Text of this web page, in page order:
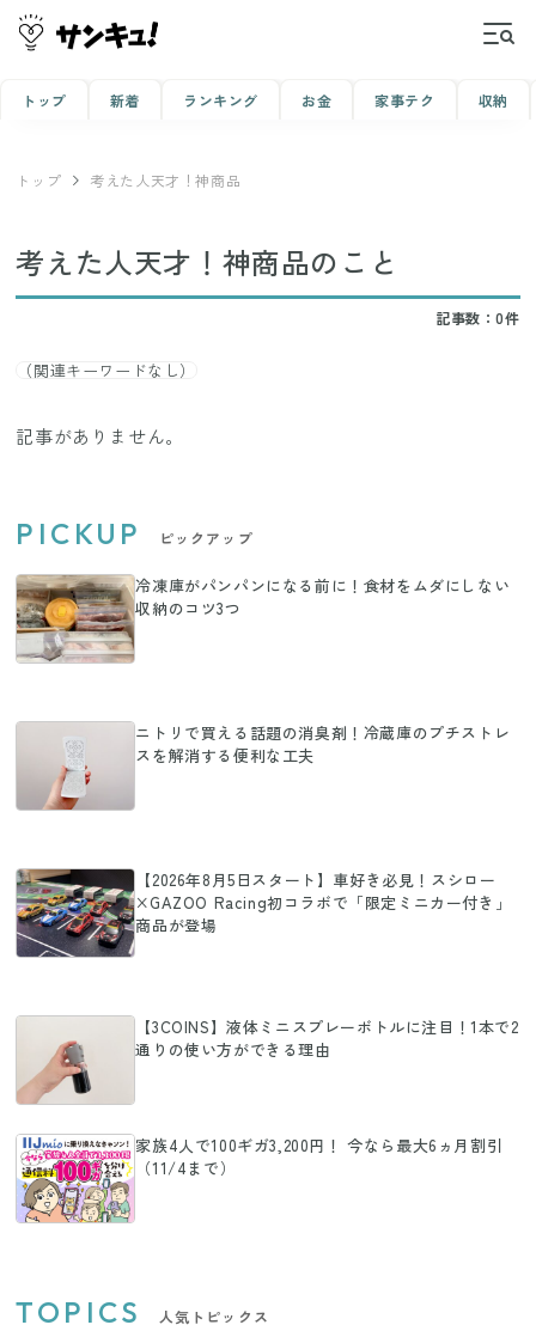
トップ 新着 ランキング お金 家事テク 収納
トップ 考えた人天才！神商品
考えた人天才！神商品のこと
記事数：0件
（関連キーワードなし）
記事がありません。
PICKUP ピックアップ
冷凍庫がパンパンになる前に！食材をムダにしない
収納のコツ3つ
ニトリで買える話題の消臭剤！冷蔵庫のプチストレ
スを解消する便利な工夫
【2026年8月5日スタート】車好き必見！スシロー
×GAZOO Racing初コラボで「限定ミニカー付き」
商品が登場
【3COINS】液体ミニスプレーボトルに注目！1本で2
通りの使い方ができる理由
家族4人で100ギガ3,200円！ 今なら最大6ヵ月割引
（11/4まで）
TOPICS 人気トピックス